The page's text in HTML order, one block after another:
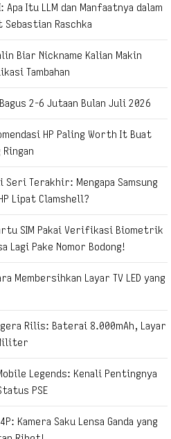
Apa Itu LLM dan Manfaatnya dalam
Raschka
Biar Nickname Kalian Makin
Tambahan
2-6 Jutaan Bulan Juli 2026
HP Paling Worth It Buat
Seri Terakhir: Mengapa Samsung
Lipat Clamshell?
SIM Pakai Verifikasi Biometrik
Lagi Pake Nomor Bodong!
Membersihkan Layar TV LED yang
Rilis: Baterai 8.000mAh, Layar
Legends: Kenali Pentingnya
PSE
Kamera Saku Lensa Ganda yang